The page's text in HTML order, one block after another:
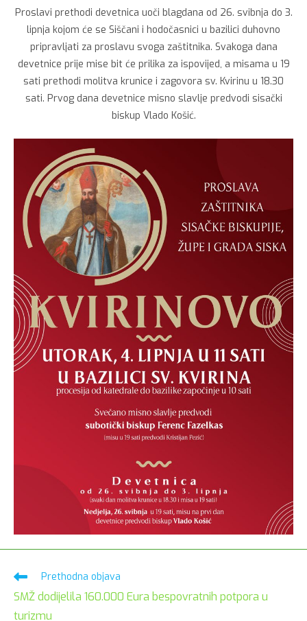
Proslavi prethodi devetnica uoči blagdana od 26. svibnja do 3.
lipnja kojom će se Siščani i hodočasnici u bazilici duhovno
pripravljati za proslavu svoga zaštitnika. Svakoga dana
devetnice prije mise bit će prilika za ispovijed, a misama u 19
sati prethodi molitva krunice i zagovora sv. Kvirinu u 18.30
sati. Prvog dana devetnice misno slavlje predvodi sisački
biskup Vlado Košić.
Pročitaj
članaka
Prethodna objava
SMŽ dodijelila 160.000 Eura bespovratnih potpora u
turizmu